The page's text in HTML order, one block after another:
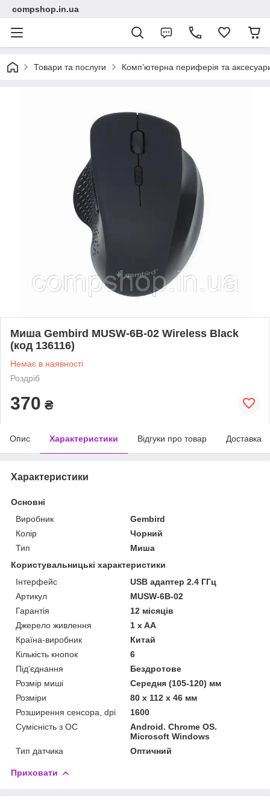
compshop.in.ua
Товари та послуги Комп’ютерна периферія та
Миша Gembird MUSW-6B-02 Wireless Black
(код 136116)
Немає в наявності
Роздріб
370 ₴
Опис Характеристики Відгуки про товар Доставка
Характеристики
Основні
Виробник
Gembird
Колір
Чорний
Тип
Миша
Користувальницькі характеристики
Інтерфейс
USB адаптер 2.4 ГГц
Артикул
MUSW-6B-02
Гарантія
12 місяців
Джерело живлення
1 x AA
Країна-виробник
Китай
Кількість кнопок
6
Під'єднання
Бездротове
Розмір миші
Середня (105-120) мм
Розміри
80 x 112 x 46 мм
Розширення сенсора, dpi
1600
Сумісність з ОС
Android. Chrome OS.
Microsoft Windows
Тип датчика
Оптичний
Приховати